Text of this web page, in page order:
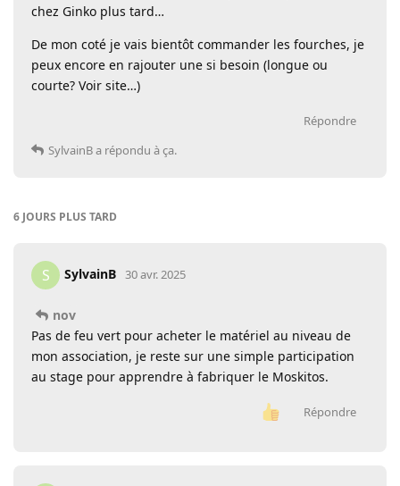
chez Ginko plus tard…
De mon coté je vais bientôt commander les fourches, je
peux encore en rajouter une si besoin (longue ou
courte? Voir site…)
Répondre
SylvainBa répondu à ça.
6 JOURS PLUS TARD
S SylvainB 30 avr. 2025
nov
Pas de feu vert pour acheter le matériel au niveau de
mon association, je reste sur une simple participation
au stage pour apprendre à fabriquer le Moskitos.
Répondre